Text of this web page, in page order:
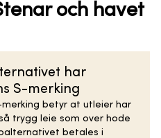
och havet
har
S-merking
merking betyr at utleier har
trygg leie som over hode
betales i